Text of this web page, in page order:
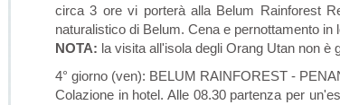
circa 3 ore vi porterà alla Belum Rainforest
naturalistico di Belum. Cena e pernottamento in
NOTA: la visita all'isola degli Orang Utan non è
4° giorno (ven): BELUM RAINFOREST -
Colazione in hotel. Alle 08.30 partenza per